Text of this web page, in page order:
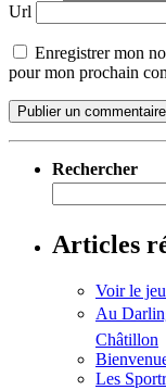
Url
Enregistrer mon
pour mon prochain
Rechercher
Articles
Voir le
Au
Châtillon
Les